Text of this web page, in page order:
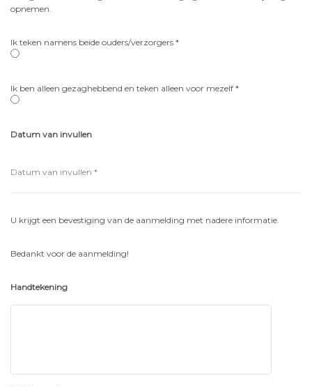
opnemen.
Ik teken namens beide ouders/verzorgers *
Ik ben alleen gezaghebbend en teken alleen voor mezelf *
Datum van invullen
U krijgt een bevestiging van de aanmelding met nadere informatie.
Bedankt voor de aanmelding!
Handtekening